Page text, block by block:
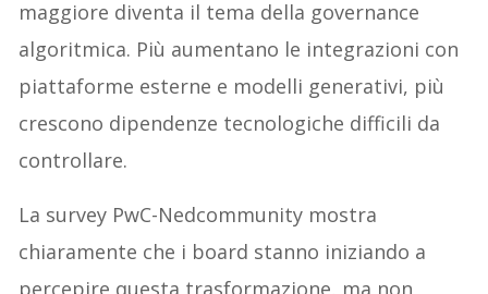
maggiore diventa il tema della governance
algoritmica. Più aumentano le integrazioni con
piattaforme esterne e modelli generativi, più
crescono dipendenze tecnologiche difficili da
controllare.
La survey PwC-Nedcommunity mostra
chiaramente che i board stanno iniziando a
percepire questa trasformazione, ma non